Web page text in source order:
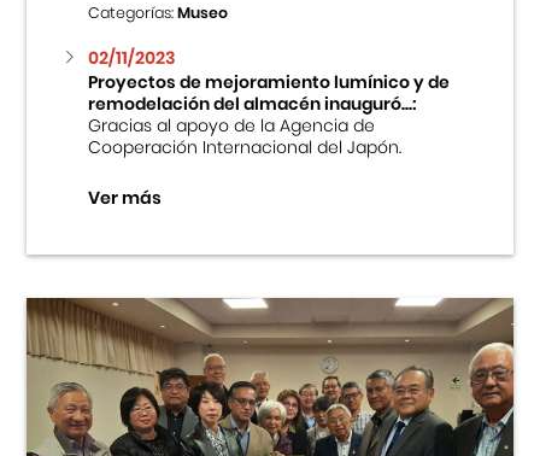
Categorías:Museo
02/11/2023
Proyectos de mejoramiento lumínico y de
remodelación del almacén inauguró...:
Gracias al apoyo de la Agencia de
Cooperación Internacional del Japón.
Ver más